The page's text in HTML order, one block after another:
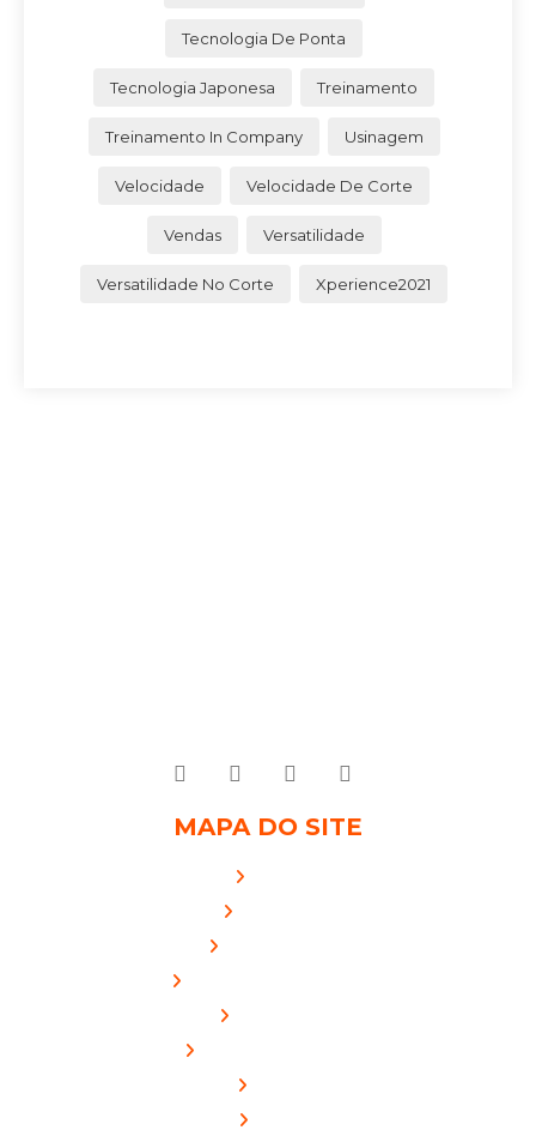
Tecnologia De Ponta
Tecnologia Japonesa Treinamento
Treinamento In Company Usinagem
Velocidade Velocidade De Corte
Vendas Versatilidade
Versatilidade No Corte Xperience2021
MAPA DO SITE